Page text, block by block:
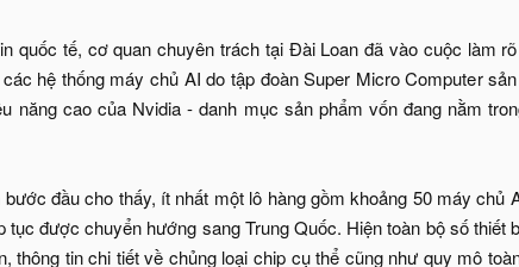
quốc tế, cơ quan chuyên trách tại Đài Loan đã vào cuộc làm
hệ thống máy chủ AI do tập đoàn Super Micro Computer
năng cao của Nvidia - danh mục sản phẩm vốn đang nằm
đầu cho thấy, ít nhất một lô hàng gồm khoảng 50 máy chủ
tục được chuyển hướng sang Trung Quốc. Hiện toàn bộ số
thông tin chi tiết về chủng loại chip cụ thể cũng như quy mô